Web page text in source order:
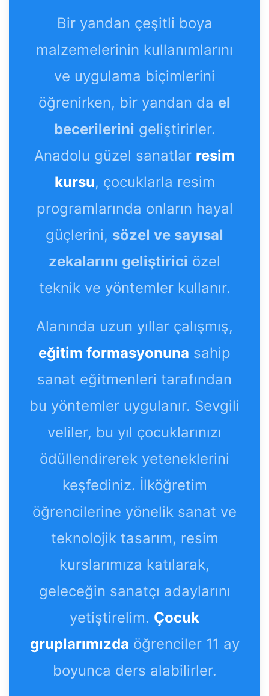
Bir yandan çeşitli boya
malzemelerinin kullanımlarını
ve uygulama biçimlerini
öğrenirken, bir yandan da el
becerilerini geliştirirler.
Anadolu güzel sanatlar resim
kursu, çocuklarla resim
programlarında onların hayal
güçlerini, sözel ve sayısal
zekalarını geliştirici özel
teknik ve yöntemler kullanır.
Alanında uzun yıllar çalışmış,
eğitim formasyonuna sahip
sanat eğitmenleri tarafından
bu yöntemler uygulanır. Sevgili
veliler, bu yıl çocuklarınızı
ödüllendirerek yeteneklerini
keşfediniz. İlköğretim
öğrencilerine yönelik sanat ve
teknolojik tasarım, resim
kurslarımıza katılarak,
geleceğin sanatçı adaylarını
yetiştirelim. Çocuk
gruplarımızda öğrenciler 11 ay
boyunca ders alabilirler.